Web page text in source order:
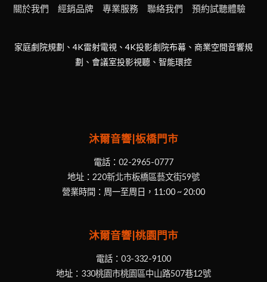
關於我們 經銷品牌 專業服務 聯絡我們 預約試聽體驗
家庭劇院規劃、4K雷射電視、4K投影劇院布幕、商業空間音響規
劃、會議室投影視聽、智能環控
沐爾音響|板橋門市
電話： 02-2965-0777
地址： 220新北市板橋區藝文街59號
營業時間：周一至周日，11:00 ~ 20:00
沐爾音響|桃園門市
電話： 03-332-9100
地址： 330桃園市桃園區中山路507巷12號